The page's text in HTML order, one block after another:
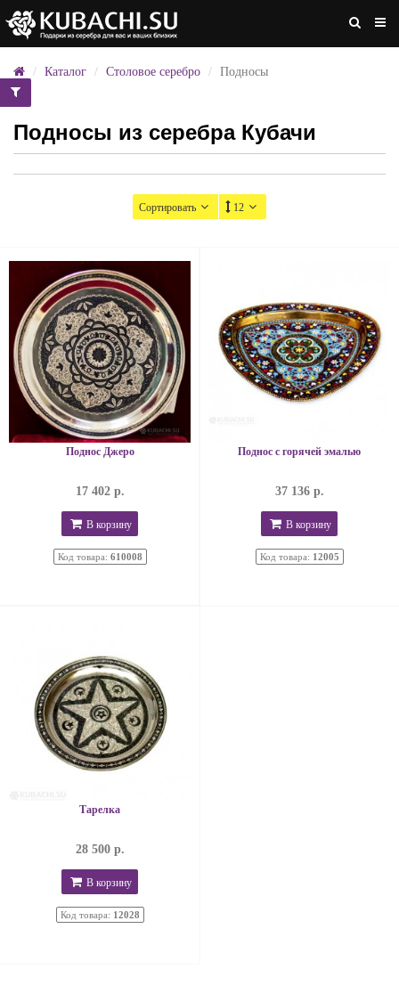
Каталог Столовое серебро Подносы
Подносы из серебра Кубачи
Сортировать 12
Поднос Джеро
17 402 р.
В корзину
Код товара: 610008
Поднос с горячей эмалью
37 136 р.
В корзину
Код товара: 12005
Тарелка
28 500 р.
В корзину
Код товара: 12028